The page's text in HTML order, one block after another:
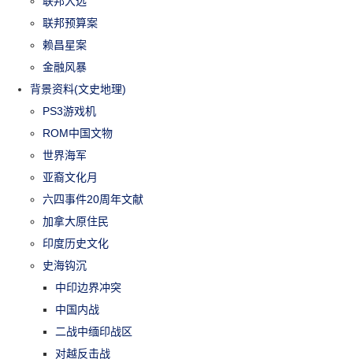
联邦预算案
赖昌星案
金融风暴
背景资料(文史地理)
PS3游戏机
ROM中国文物
世界海军
亚裔文化月
六四事件20周年文献
加拿大原住民
印度历史文化
史海钩沉
中印边界冲突
中国内战
二战中缅印战区
对越反击战